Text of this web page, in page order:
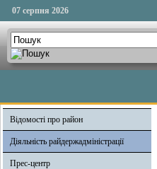
07 серпня 2026
Відомості про район
Діяльність райдержадміністрації
Прес-центр